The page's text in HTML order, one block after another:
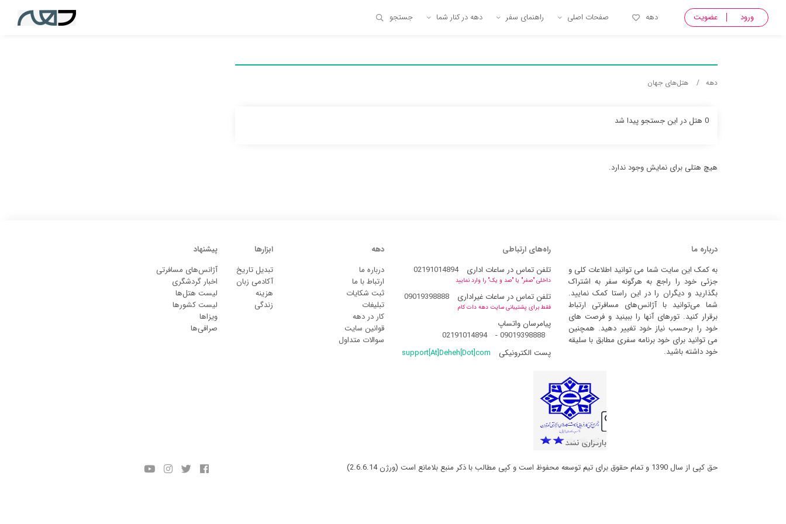
ورود عضویت دهه صفحات اصلی راهنمای سفر دهه در کنار شما جستجو
دهه هتل‌های جهان
0 هتل در این جستجو پیدا شد
هیچ هتلی برای نمایش وجود ندارد.
درباره ما
به کمک این سایت شما می توانید اطلاعات کلی و
جزئی خود را راجع به هرگونه سفر به اشتراک
بگذارید و دیگران را در این راستا کمک نمایید.
شما می‌توانید با آژانس‌های مسافرتی ارتباط
برقرار کنید. تورهای آنها را ببینید و فرصت های
خود را برحسب نیاز خود تغییر دهید. همچنین
می توانید برای خود برنامه سفری مطابق با سلیقه
خود داشته باشید.
راه‌های ارتباطی
تلفن تماس در ساعات اداری
02191014894
داخلی "صفر" یا "صد و یک" را وارد نمایید
تلفن تماس در ساعات غیراداری 09019398888
فقط برای پشتیبانی سایت دهه دات کام
پیامرسان واتساپ
09019398888
-
02191014894
پست الکترونیکی
support[At]Deheh[Dot]com
دهه
درباره ما
ارتباط با ما
ثبت شکایات
تبلیغات
کار در دهه
قوانین سایت
سوالات متداول
ابزارها
تبدیل تاریخ
آکادمی زبان
هزینه
زندگی
پیشنهاد
آژانس‌های مسافرتی
اخبار گردشگری
لیست هتل‌ها
لیست کشورها
ویزاها
صرافی‌ها
حق کپی از سال 1390 و تمام حقوق برای تیم توسعه محفوظ است و کپی مطالب با ذکر منبع بلامانع است (ورژن 2.6.6.14)